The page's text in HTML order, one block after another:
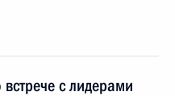
с лидерами